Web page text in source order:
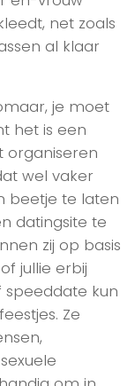
net zoals
al klaar
je moet
het is een
organiseren
wel vaker
beetje te laten
datingsite te
zij op basis
jullie erbij
speeddate kun
Ze